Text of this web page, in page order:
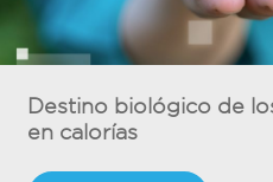
Destino biológico de
en calorías